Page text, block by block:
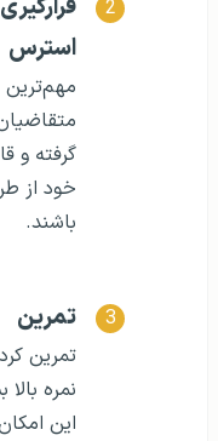
استرس
گرفته و
خود از
باشند.
تمرین
تمرین
نمره
این